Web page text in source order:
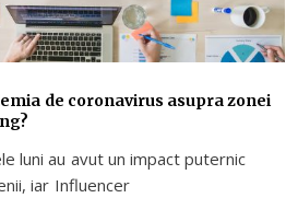
de coronavirus asupra zonei
luni au avut un impact puternic
iar Influencer